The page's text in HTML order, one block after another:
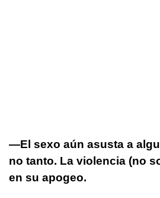
—El sexo aún asusta a
no tanto. La violencia (no
en su apogeo.